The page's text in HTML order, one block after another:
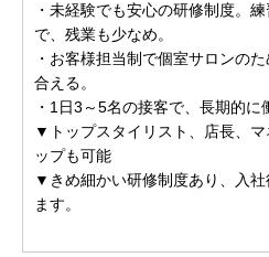
・未経験でも安心の研修制度。
で、残業も少なめ。
・お客様担当制で個室サロンの
合える。
・1日3～5名の接客で、長期的に
▼トップスタイリスト、店長、
ップも可能
▼きめ細かい研修制度あり、入
ます。